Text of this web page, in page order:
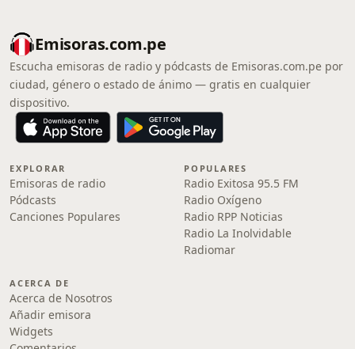
Emisoras.com.pe
Escucha emisoras de radio y pódcasts de Emisoras.com.pe por
ciudad, género o estado de ánimo — gratis en cualquier
dispositivo.
EXPLORAR
Emisoras de radio
Pódcasts
Canciones Populares
POPULARES
Radio Exitosa 95.5 FM
Radio Oxígeno
Radio RPP Noticias
Radio La Inolvidable
Radiomar
ACERCA DE
Acerca de Nosotros
Añadir emisora
Widgets